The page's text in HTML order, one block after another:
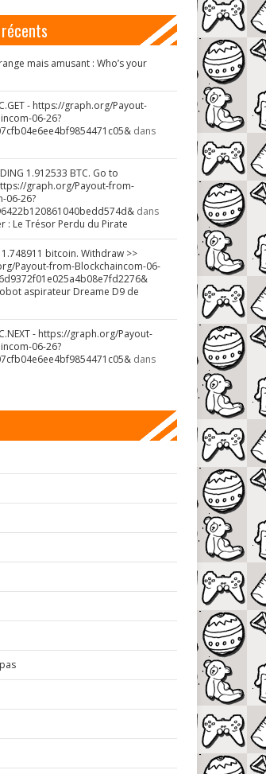
mais amusant : Who’s your
- https://graph.org/Payout-
06-26?
dans
1.912533 BTC. Go to
graph.org/Payout-from-
06-26?
dans
: Le Trésor Perdu du Pirate
1.748911 bitcoin. Withdraw >>
Payout-from-Blockchaincom-06-
aspirateur Dreame D9 de
- https://graph.org/Payout-
06-26?
dans